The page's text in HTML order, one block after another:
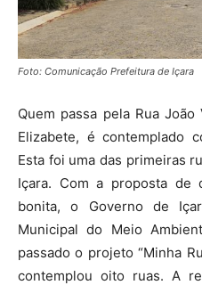
Foto: Comunicação Prefeitura de Içara
Quem passa pela Rua
Elizabete, é contemplado
Esta foi uma das primeiras
Içara. Com a proposta de
bonita, o Governo de
Municipal do Meio
passado o projeto “Minha
contemplou oito ruas. A